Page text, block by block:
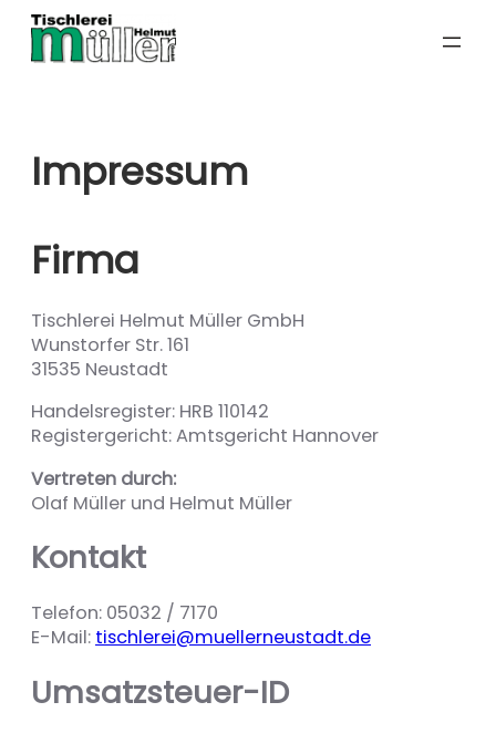
Zum
Inhalt
springen
Impressum
Firma
Tischlerei Helmut Müller GmbH
Wunstorfer Str. 161
31535 Neustadt
Handelsregister: HRB 110142
Registergericht: Amtsgericht Hannover
Vertreten durch:
Olaf Müller und Helmut Müller
Kontakt
Telefon: 05032 / 7170
E-Mail: tischlerei@muellerneustadt.de
Umsatzsteuer-ID